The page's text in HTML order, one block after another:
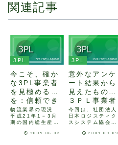
関連記事
3PL
今こそ、確か
な3PL事業者
を見極める目
を：信頼でき
る事業者選定
のポイント
物流業界の現況
平成21年1－3月
期の国内総生産
動の影響を除いた
2009.06.03
3PL
意外なアンケ
ート結果から
見えたもの：
３ＰＬ事業者
の上手な活用
方法とは
今回は、社団法人
日本ロジスティク
スシステム協会
編集した「2008
2009.09.09